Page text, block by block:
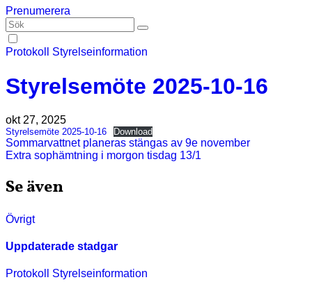
Prenumerera
Protokoll Styrelseinformation
Styrelsemöte 2025-10-16
okt 27, 2025
Styrelsemöte 2025-10-16 Download
Inläggsnavigering
Sommarvattnet planeras stängas av 9e november
Extra sophämtning i morgon tisdag 13/1
Se även
Övrigt
Uppdaterade stadgar
Protokoll Styrelseinformation